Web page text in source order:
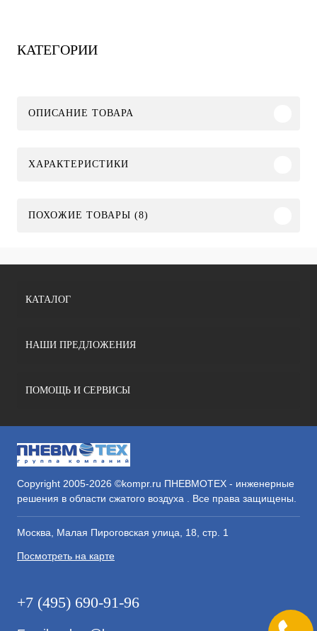
КАТЕГОРИИ
ОПИСАНИЕ ТОВАРА
ХАРАКТЕРИСТИКИ
ПОХОЖИЕ ТОВАРЫ (8)
КАТАЛОГ
НАШИ ПРЕДЛОЖЕНИЯ
ПОМОЩЬ И СЕРВИСЫ
Copyright 2005-2026 ©kompr.ru ПНЕВМОТЕХ - инженерные
решения в области сжатого воздуха . Все права защищены.
Москва, Малая Пироговская улица, 18, стр. 1
Посмотреть на карте
+7 (495) 690-91-96